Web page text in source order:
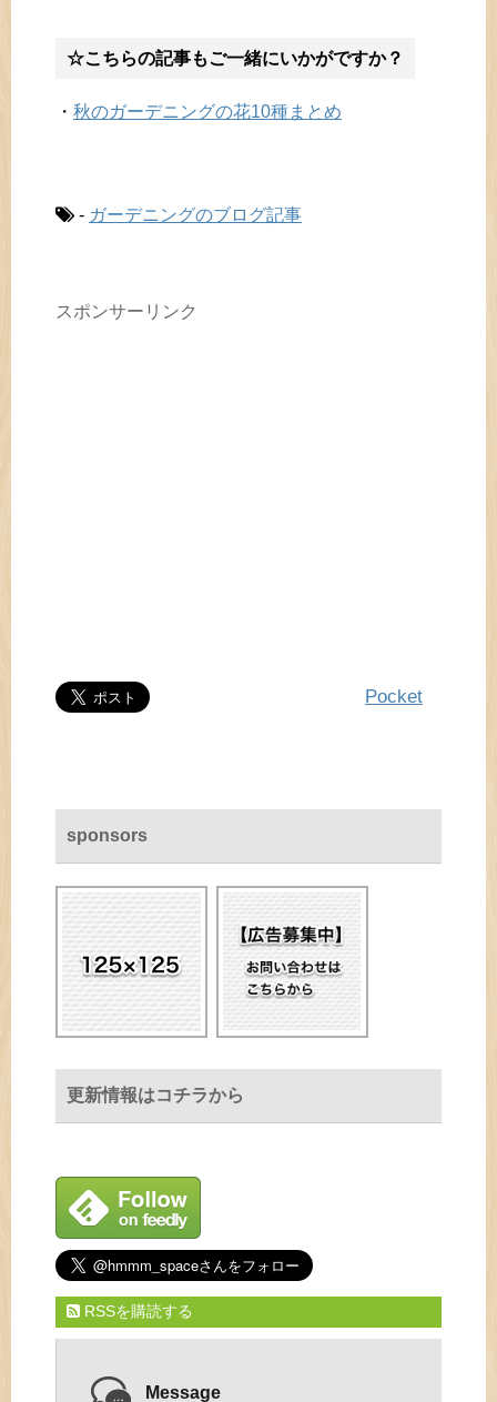
☆こちらの記事もご一緒にいかがですか？
・ 秋のガーデニングの花10種まとめ
- ガーデニングのブログ記事
スポンサーリンク
Pocket
sponsors
更新情報はコチラから
RSSを購読する
Message